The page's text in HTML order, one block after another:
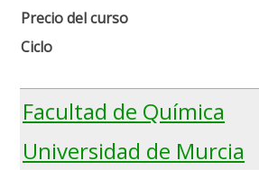
Precio del curso
Ciclo
Facultad de Química
Universidad de Murcia